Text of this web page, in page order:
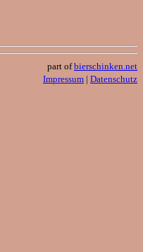
part ofbierschinken.net
Impressum | Datenschutz